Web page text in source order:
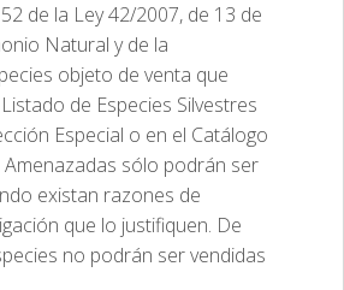
de la Ley 42/2007, de 13 de
Natural y de la
objeto de venta que
de Especies Silvestres
Especial o en el Catálogo
Amenazadas sólo podrán ser
existan razones de
que lo justifiquen. De
no podrán ser vendidas